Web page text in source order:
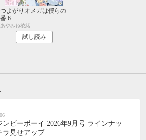
つよがりオメガは僕らの
番 6
あやみね稜緒
試し読み
ンビーボーイ 2026年9月号 ラインナッ
ラ見せアップ